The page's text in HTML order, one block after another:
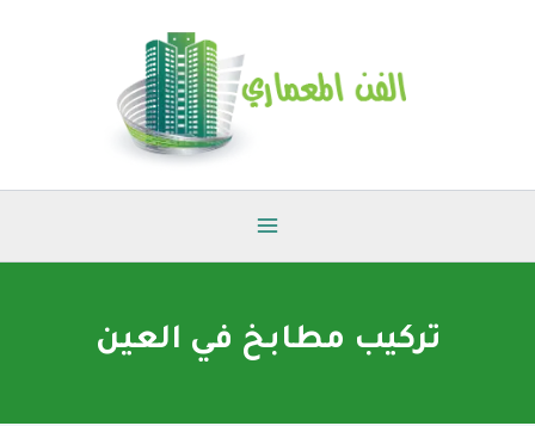
تركيب مطابخ في العين